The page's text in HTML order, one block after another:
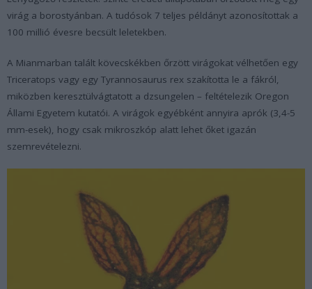
virág a borostyánban. A tudósok 7 teljes példányt azonosítottak a
100 millió évesre becsült leletekben.
A Mianmarban talált kövecskékben őrzött virágokat vélhetően egy
Triceratops vagy egy Tyrannosaurus rex szakította le a fákról,
miközben keresztülvágtatott a dzsungelen – feltételezik Oregon
Állami Egyetem kutatói. A virágok egyébként annyira aprók (3,4-5
mm-esek), hogy csak mikroszkóp alatt lehet őket igazán
szemrevételezni.